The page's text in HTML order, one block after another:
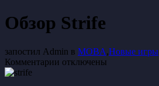
Обзор Strife
запостил Admin в MOBA,Новые игры
Комментарии котключены